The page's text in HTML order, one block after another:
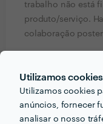
Utilizamos cookies
Utilizamos cookies
anúncios, fornecer
analisar o nosso
trabalho não está
produto/serviço.
colaboração
Verificar